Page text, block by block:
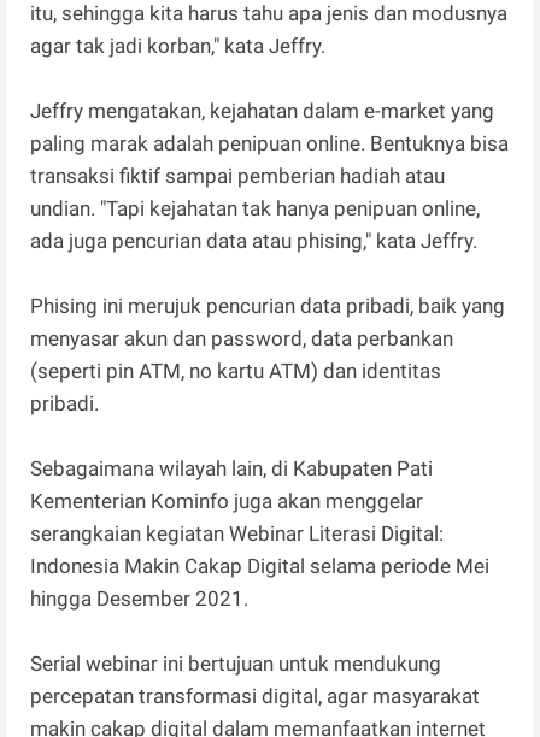
itu, sehingga kita harus tahu apa jenis dan modusnya
agar tak jadi korban," kata Jeffry.
Jeffry mengatakan, kejahatan dalam e-market yang
paling marak adalah penipuan online. Bentuknya bisa
transaksi fiktif sampai pemberian hadiah atau
undian. "Tapi kejahatan tak hanya penipuan online,
ada juga pencurian data atau phising," kata Jeffry.
Phising ini merujuk pencurian data pribadi, baik yang
menyasar akun dan password, data perbankan
(seperti pin ATM, no kartu ATM) dan identitas
pribadi.
Sebagaimana wilayah lain, di Kabupaten Pati
Kementerian Kominfo juga akan menggelar
serangkaian kegiatan Webinar Literasi Digital:
Indonesia Makin Cakap Digital selama periode Mei
hingga Desember 2021.
Serial webinar ini bertujuan untuk mendukung
percepatan transformasi digital, agar masyarakat
makin cakap digital dalam memanfaatkan internet